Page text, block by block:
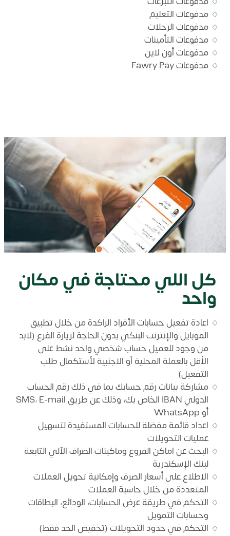
مدفوعات التعليم
مدفوعات الرحلات
مدفوعات التأمينات
مدفوعات أون لاين
مدفوعات Fawry Pay
كل اللي محتاجة في مكان
واحد
اعادة تفعيل حسابات الأفراد الراكدة من خلال تطبيق
الموبايل والإنترنت البنكي بدون الحاجة لزيارة الفرع (لابد
من وجود للعميل حساب شخصي واحد نشط على
الأقل بالعملة المحلية أو الاجنبية لأستكمال طلب
التفعيل)
مشاركة بيانات رقم حسابك بما في ذلك رقم الحساب
الدولي IBAN الخاص بك، وذلك عن طريق SMS، E-mail
أو WhatsApp
اعداد قائمة مفضلة للحسابات المستفيدة لتسهيل
عمليات التحويلات
البحث عن اماكن الفروع وماكينات الصراف الآلي التابعة
لبنك الإسكندرية
الاطلاع على أسعار الصرف وإمكانية تحويل العملات
المتعددة من خلال حاسبة العملات
التحكم في طريقة عرض الحسابات، الودائع، البطاقات
وحسابات التمويل
التحكم في حدود التحويلات (تخفيض الحد فقط)